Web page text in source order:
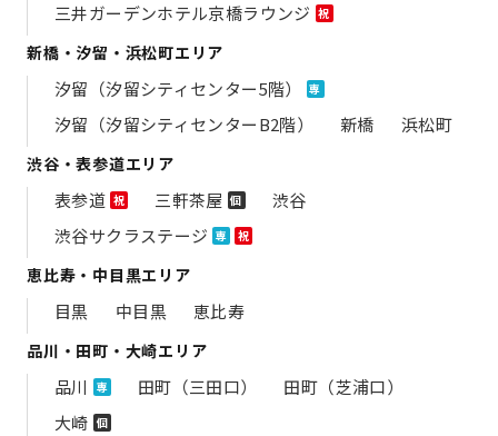
三井ガーデンホテル京橋ラウンジ 祝
新橋・汐留・浜松町エリア
汐留（汐留シティセンター5階） 専
汐留（汐留シティセンターB2階） 新橋 浜松町
渋谷・表参道エリア
表参道 祝 三軒茶屋 個
渋谷
渋谷サクラステージ 専 祝
恵比寿・中目黒エリア
目黒 中目黒 恵比寿
品川・田町・大崎エリア
品川 専 田町（三田口）
田町（芝浦口）
大崎 個